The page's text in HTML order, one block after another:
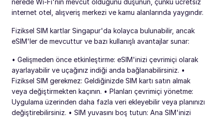
internet otel, alışveriş merkezi ve kamu alanlarında yaygındır.
Fiziksel SIM kartlar Singapur'da kolayca bulunabilir, ancak
eSIM'ler de mevcuttur ve bazı kullanışlı avantajlar sunar:
• Gelişmeden önce etkinleştirme: eSIM'inizi çevrimiçi olarak
ayarlayabilir ve uçağınız indiği anda bağlanabilirsiniz. •
Fiziksel SIM gerekmez: Geldiğinizde SIM kartı satın almak
veya değiştirmekten kaçının. • Planları çevrimiçi yönetme:
Uygulama üzerinden daha fazla veri ekleyebilir veya planınızı
değiştirebilirsiniz. • SIM yuvasını boş tutun: Ana SIM'inizi